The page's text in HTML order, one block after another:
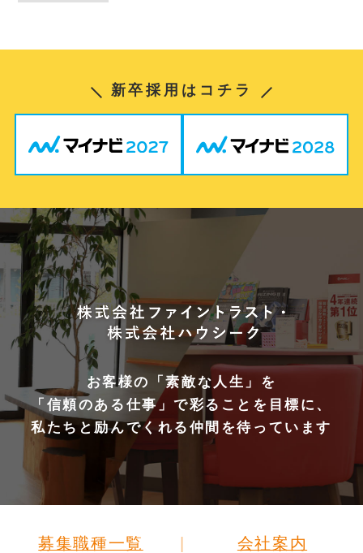
新卒採用はコチラ
お客様の「素敵な人生」を
「信頼のある仕事」で彩ることを目標に、
私たちと励んでくれる仲間を待っています
募集職種一覧 会社案内